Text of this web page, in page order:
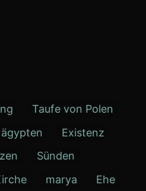
Taufe von Polen
ägypten
Existenz
Sünden
marya
Ehe